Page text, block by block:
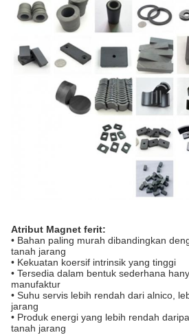
Atribut Magnet ferit:
• Bahan paling murah dibandingkan
tanah jarang
• Kekuatan koersif intrinsik yang tinggi
• Tersedia dalam bentuk sederhana
manufaktur
• Suhu servis lebih rendah dari alnico,
jarang
• Produk energi yang lebih rendah
tanah jarang